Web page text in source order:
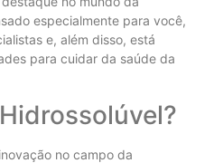
especialmente para você,
e, além disso, está
para cuidar da saúde da
no campo da